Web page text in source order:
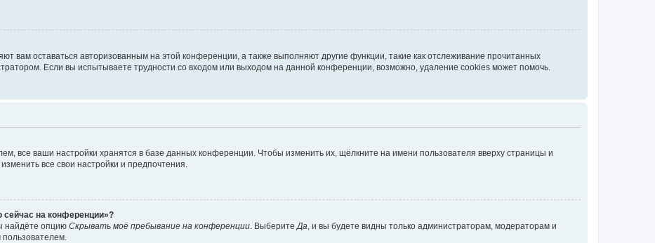
вам оставаться авторизованным на этой конференции, а также выполняют другие функции, такие как отслеживание прочитанных
Если вы испытываете трудности со входом или выходом на данной конференции, возможно, удаление cookies может помочь.
все ваши настройки хранятся в базе данных конференции. Чтобы изменить их, щёлкните на имени пользователя вверху страницы и
все свои настройки и предпочтения.
сейчас на конференции»?
найдёте опцию Скрывать моё пребывание на конференции . Выберите Да , и вы будете видны только администраторам, модераторам и